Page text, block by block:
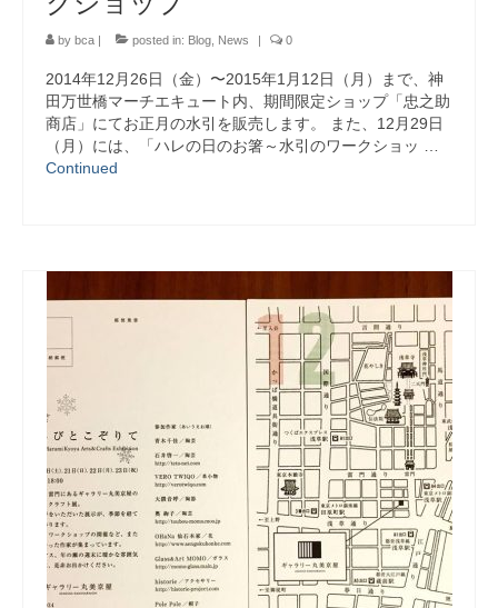
by bca | posted in: Blog News | 0
2014年12月26日（金）〜2015年1月12日（月）まで、神
田万世橋マーチエキュート内、期間限定ショップ「忠之助
商店」にてお正月の水引を販売します。 また、12月29日
（月）には、「ハレの日のお箸～水引のワークショッ …
Continued